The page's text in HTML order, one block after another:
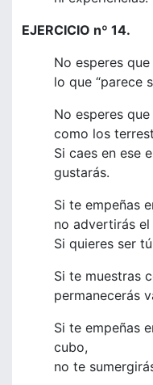
EJERCICIO nº 14.
No esperes
lo que “parece
No esperes
como los
Si caes en ese
gustarás.
Si te empeñas
no advertirás
Si quieres ser
Si te muestras
permanecerás
Si te empeñas
cubo,
no te